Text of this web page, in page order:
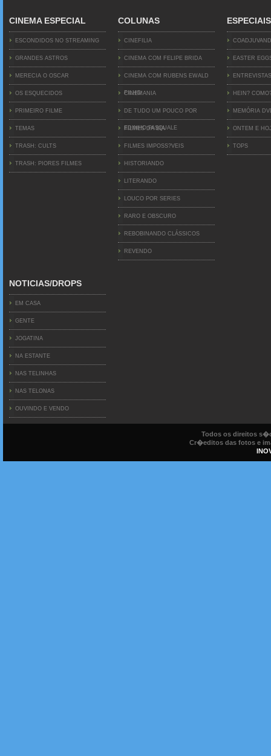
CINEMA ESPECIAL
ESCONDIDOS NO STREAMING
GRANDES ASTROS
MERECIA O OSCAR
OS ESQUECIDOS
PRIMEIRO FILME
TEMAS
TRASH: CULTS
TRASH: PIORES FILMES
COLUNAS
CINEFILIA
CINEMA COM FELIPE BRIDA
CINEMA COM RUBENS EWALD
FILHO
CINEMANIA
DE TUDO UM POUCO POR
EDINHO PASQUALE
FILMES DA BIA
FILMES IMPOSS?VEIS
HISTORIANDO
LITERANDO
LOUCO POR SERIES
RARO E OBSCURO
REBOBINANDO CLÁSSICOS
REVENDO
ESPECIAIS
EASTER
ENTREVISTAS
HEIN?
MEMÓRIA
ONTEM E
TOPS
NOTICIAS/DROPS
EM CASA
GENTE
JOGATINA
NA ESTANTE
NAS TELINHAS
NAS TELONAS
OUVINDO E VENDO
Todos os direitos
Cr�editos das fotos e